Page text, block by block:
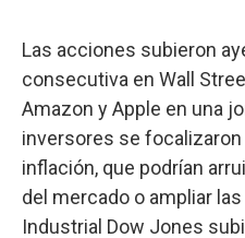
Las acciones subieron
consecutiva en Wall
Amazon y Apple en una
inversores se
inflación, que podrían
del mercado o ampliar
Industrial Dow Jones